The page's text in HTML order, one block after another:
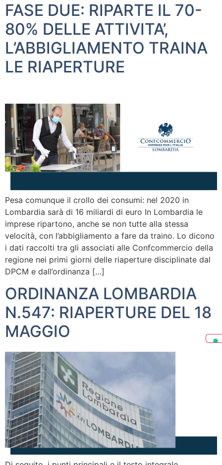
FASE DUE: RIPARTE IL 70-
80% DELLE ATTIVITA’,
L’ABBIGLIAMENTO TRAINA
LE RIAPERTURE
Pesa comunque il crollo dei consumi: nel 2020 in
Lombardia sarà di 16 miliardi di euro In Lombardia le
imprese ripartono, anche se non tutte alla stessa
velocità, con l’abbigliamento a fare da traino. Lo dicono
i dati raccolti tra gli associati alle Confcommercio della
regione nei primi giorni delle riaperture disciplinate dal
DPCM e dall’ordinanza […]
ORDINANZA LOMBARDIA
N.547: RIAPERTURE DEL 18
MAGGIO